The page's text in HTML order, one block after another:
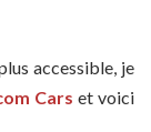
accessible, je
Cars et voici